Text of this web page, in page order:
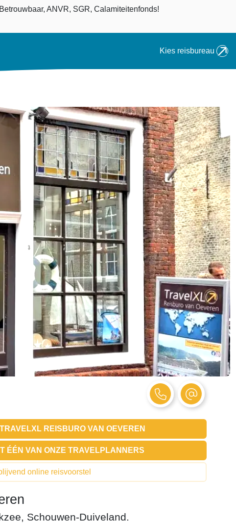
gaan
Betrouwbaar, ANVR, SGR, Calamiteitenfonds!
Kies reisbureau
TRAVELXL REISBURO VAN OEVEREN
ÉÉN VAN ONZE TRAVELPLANNERS
online reisvoorstel
Schouwen-Duiveland.